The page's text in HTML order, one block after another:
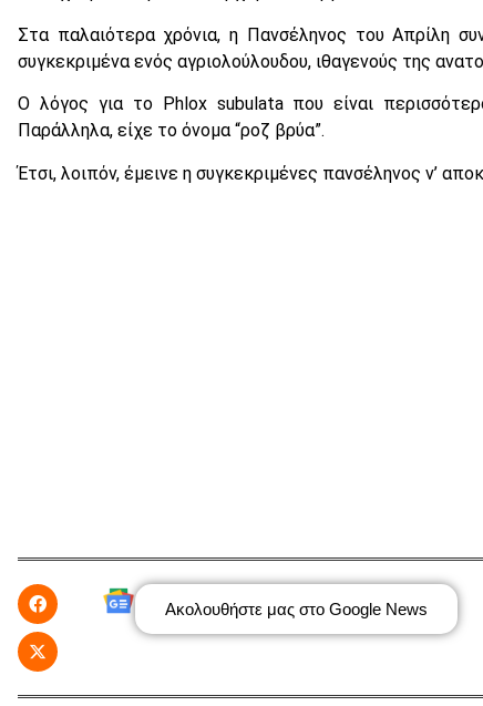
Στα παλαιότερα χρόνια, η Πανσέληνος του Απρίλη
συγκεκριμένα ενός αγριολούλουδου, ιθαγενούς της
Ο λόγος για το Phlox subulata που είναι
Παράλληλα, είχε το όνομα “ροζ βρύα”.
Έτσι, λοιπόν, έμεινε η συγκεκριμένες πανσέληνος ν’
Ακολουθήστε μας στο Google News